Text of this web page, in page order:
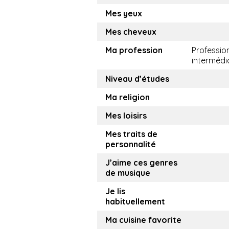
Mes yeux
Mes cheveux
Ma profession
Niveau d’études
Ma religion
Mes loisirs
Mes traits de
personnalité
J’aime ces genres
de musique
Je lis
habituellement
Ma cuisine favorite